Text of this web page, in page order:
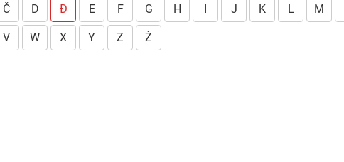
Č D Đ E F G H I J K L M
V W X Y Z Ž